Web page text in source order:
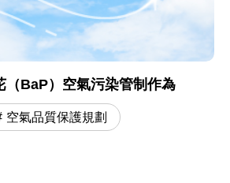
（BaP）空氣污染管制作為
空氣品質保護規劃